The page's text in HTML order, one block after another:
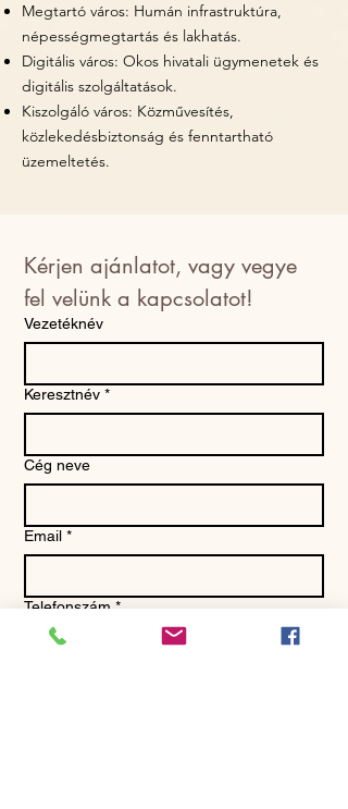
Megtartó város: Humán infrastruktúra,
népességmegtartás és lakhatás.
Digitális város: Okos hivatali ügymenetek és
digitális szolgáltatások.
Kiszolgáló város: Közművesítés,
közlekedésbiztonság és fenntartható
üzemeltetés.
Kérjen ajánlatot, vagy vegye
fel velünk a kapcsolatot!
Vezetéknév
Keresztnév *
Cég neve
Email *
Telefonszám *